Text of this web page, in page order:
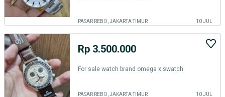
PASAR REBO, JAKARTA TIMUR 10 JUL
Rp 3.500.000
For sale watch brand omega x swatch
PASAR REBO, JAKARTA TIMUR 10 JUL